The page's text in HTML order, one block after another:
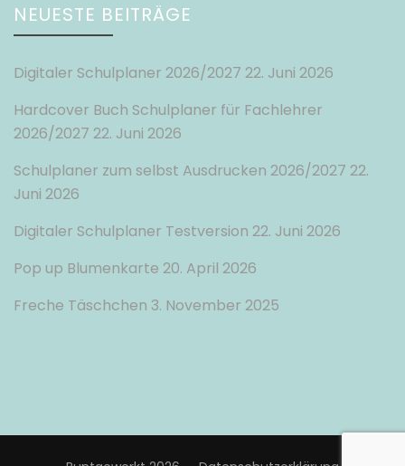
NEUESTE BEITRÄGE
Digitaler Schulplaner 2026/2027 22. Juni 2026
Hardcover Buch Schulplaner für Fachlehrer
2026/2027 22. Juni 2026
Schulplaner zum selbst Ausdrucken 2026/2027 22.
Juni 2026
Digitaler Schulplaner Testversion 22. Juni 2026
Pop up Blumenkarte 20. April 2026
Freche Täschchen 3. November 2025